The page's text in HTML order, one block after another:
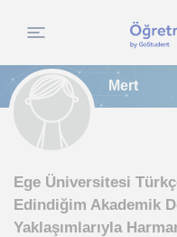
Mert
Ege Üniversitesi
Edindiğim Akademik
Yaklaşımlarıyla